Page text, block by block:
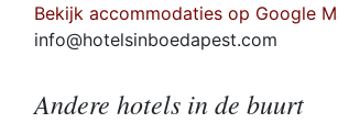
Bekijk accommodaties op Google
info@hotelsinboedapest.com
Andere hotels in de buurt